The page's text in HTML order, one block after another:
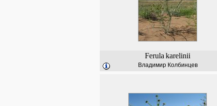
Ferula karelinii
Владимир Колбинцев